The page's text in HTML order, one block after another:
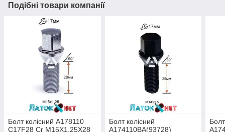
Подібні товари компанії
Болт колісний A178110
C17F28 Cr M15X1,25X28
Болт колісний
A174110BA(93728)